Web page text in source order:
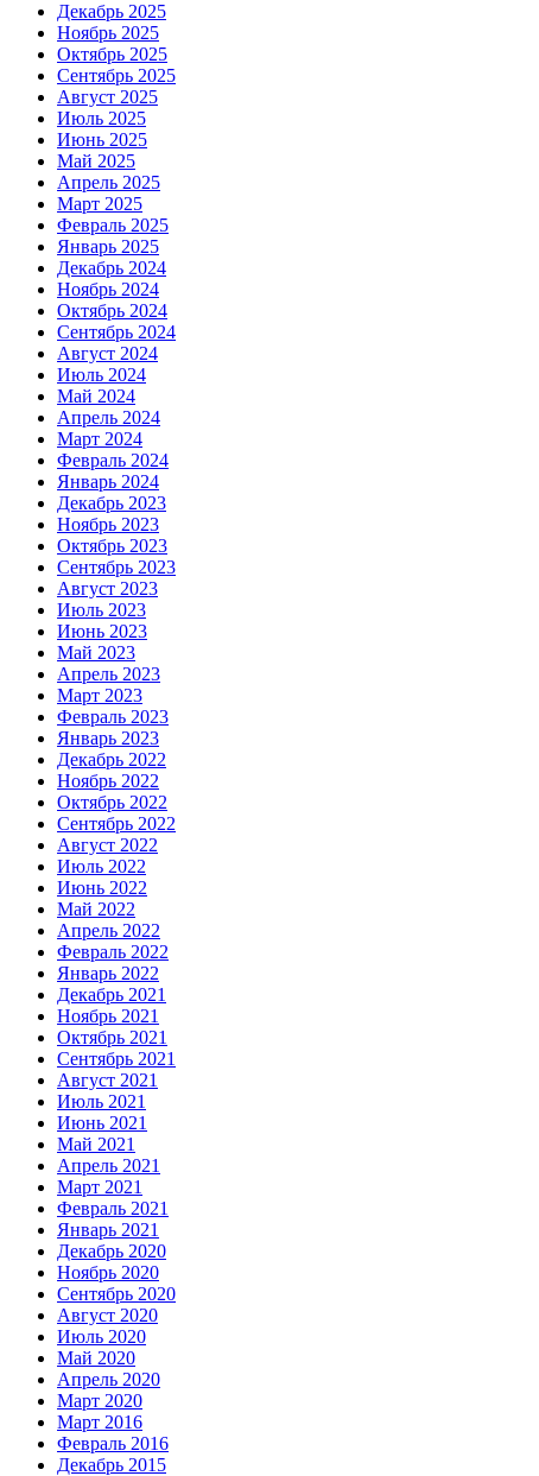
Декабрь 2025
Ноябрь 2025
Октябрь 2025
Сентябрь 2025
Август 2025
Июль 2025
Июнь 2025
Май 2025
Апрель 2025
Март 2025
Февраль 2025
Январь 2025
Декабрь 2024
Ноябрь 2024
Октябрь 2024
Сентябрь 2024
Август 2024
Июль 2024
Май 2024
Апрель 2024
Март 2024
Февраль 2024
Январь 2024
Декабрь 2023
Ноябрь 2023
Октябрь 2023
Сентябрь 2023
Август 2023
Июль 2023
Июнь 2023
Май 2023
Апрель 2023
Март 2023
Февраль 2023
Январь 2023
Декабрь 2022
Ноябрь 2022
Октябрь 2022
Сентябрь 2022
Август 2022
Июль 2022
Июнь 2022
Май 2022
Апрель 2022
Февраль 2022
Январь 2022
Декабрь 2021
Ноябрь 2021
Октябрь 2021
Сентябрь 2021
Август 2021
Июль 2021
Июнь 2021
Май 2021
Апрель 2021
Март 2021
Февраль 2021
Январь 2021
Декабрь 2020
Ноябрь 2020
Сентябрь 2020
Август 2020
Июль 2020
Май 2020
Апрель 2020
Март 2020
Март 2016
Февраль 2016
Декабрь 2015